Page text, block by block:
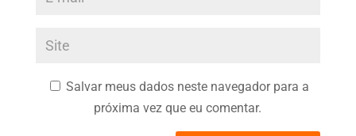
Salvar meus dados neste navegador para a
próxima vez que eu comentar.